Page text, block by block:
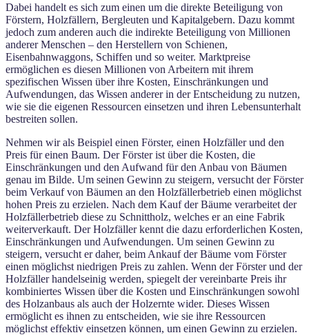
Dabei handelt es sich zum einen um die direkte Beteiligung von
Förstern, Holzfällern, Bergleuten und Kapitalgebern. Dazu kommt
jedoch zum anderen auch die indirekte Beteiligung von Millionen
anderer Menschen – den Herstellern von Schienen,
Eisenbahnwaggons, Schiffen und so weiter. Marktpreise
ermöglichen es diesen Millionen von Arbeitern mit ihrem
spezifischen Wissen über ihre Kosten, Einschränkungen und
Aufwendungen, das Wissen anderer in der Entscheidung zu nutzen,
wie sie die eigenen Ressourcen einsetzen und ihren Lebensunterhalt
bestreiten sollen.
Nehmen wir als Beispiel einen Förster, einen Holzfäller und den
Preis für einen Baum. Der Förster ist über die Kosten, die
Einschränkungen und den Aufwand für den Anbau von Bäumen
genau im Bilde. Um seinen Gewinn zu steigern, versucht der Förster
beim Verkauf von Bäumen an den Holzfällerbetrieb einen möglichst
hohen Preis zu erzielen. Nach dem Kauf der Bäume verarbeitet der
Holzfällerbetrieb diese zu Schnittholz, welches er an eine Fabrik
weiterverkauft. Der Holzfäller kennt die dazu erforderlichen Kosten,
Einschränkungen und Aufwendungen. Um seinen Gewinn zu
steigern, versucht er daher, beim Ankauf der Bäume vom Förster
einen möglichst niedrigen Preis zu zahlen. Wenn der Förster und der
Holzfäller handelseinig werden, spiegelt der vereinbarte Preis ihr
kombiniertes Wissen über die Kosten und Einschränkungen sowohl
des Holzanbaus als auch der Holzernte wider. Dieses Wissen
ermöglicht es ihnen zu entscheiden, wie sie ihre Ressourcen
möglichst effektiv einsetzen können, um einen Gewinn zu erzielen.